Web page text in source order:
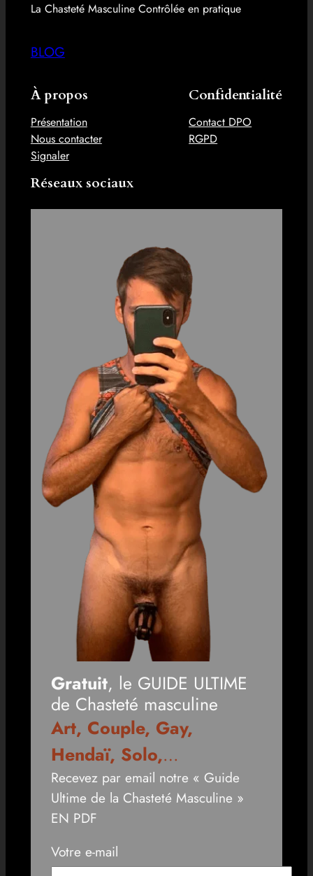
La Chasteté Masculine Contrôlée en pratique
BLOG
À propos
Présentation
Nous contacter
Signaler
Confidentialité
Contact DPO
RGPD
Réseaux sociaux
Gratuit, le GUIDE ULTIME
de Chasteté masculine
Art, Couple, Gay,
Hendaï, Solo,…
Recevez par email notre « Guide
Ultime de la Chasteté Masculine »
EN PDF
Votre e-mail